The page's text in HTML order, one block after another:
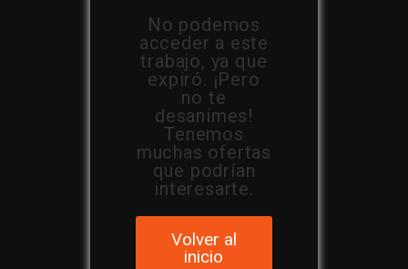
No podemos
acceder a este
trabajo, ya que
expiró. ¡Pero
no te
desanimes!
Tenemos
muchas ofertas
que podrían
interesarte.
Volver al
inicio